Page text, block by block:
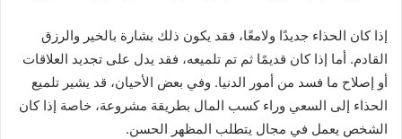
إذا كان الحذاء جديدًا ولامعًا، فقد يكون ذلك بشارة بالخير والرزق
القادم. أما إذا كان قديمًا ثم تم تلميعه، فقد يدل على تجديد العلاقات
أو إصلاح ما فسد من أمور الدنيا. وفي بعض الأحيان، قد يشير تلميع
الحذاء إلى السعي وراء كسب المال بطريقة مشروعة، خاصة إذا كان
الشخص يعمل في مجال يتطلب المظهر الحسن.